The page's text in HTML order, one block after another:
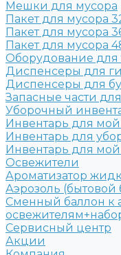
Мешки для мусора
Пакет для мусора
Пакет для мусора
Пакет для мусора
Оборудование для
Диспенсеры для
Диспенсеры для
Запасные части
Уборочный
Инвентарь для
Инвентарь для
Инвентарь для
Освежители
Ароматизатор
Аэрозоль (бытовой
Сменный баллон к
Сервисный центр
Акции